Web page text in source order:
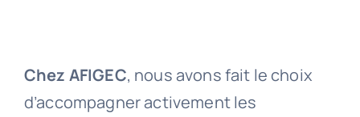
Chez AFIGEC, nous avons fait le choix
d’accompagner activement les